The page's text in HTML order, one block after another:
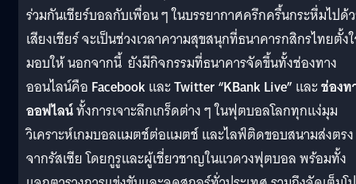
ร่วมกันเชียร์บอลกับเพื่อน ๆ ในบรรยากาศครึกครื้นกระหึ่มไปด้
เสียงเชียร์ จะเป็นช่วงเวลาความสุขสนุกที่ธนาคารกสิกรไทยตั้ง
มอบให้ นอกจากนี้ ยังมีกิจกรรมที่ธนาคารจัดขึ้นทั้งช่องทาง
ออนไลน์คือ FacebookและTwitter “KBank Live” และช่องท
ออฟไลน์ทั้งการเจาะลึกเกร็ดต่าง ๆ ในฟุตบอลโลกทุกแง่มุม
วิเคราะห์เกมบอลแมตช์ต่อแมตช์ และไลฟ์ติดขอบสนามส่งตรง
จากรัสเซีย โดยกูรูและผู้เชี่ยวชาญในแวดวงฟุตบอล พร้อมทั้ง